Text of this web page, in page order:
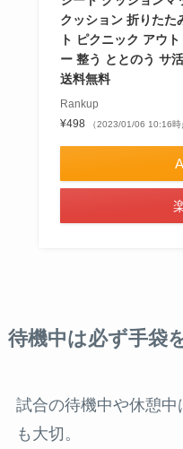
クッション 折りたた
ト ピクニック アウ
ー 整う ととのう サ
送料無料
Rankup
¥498
（2023/01/06 10:16時
待機中は必ず手袋
試合の待機中や休憩
も大切。